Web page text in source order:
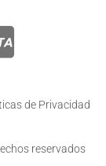
de Privacidad
reservados